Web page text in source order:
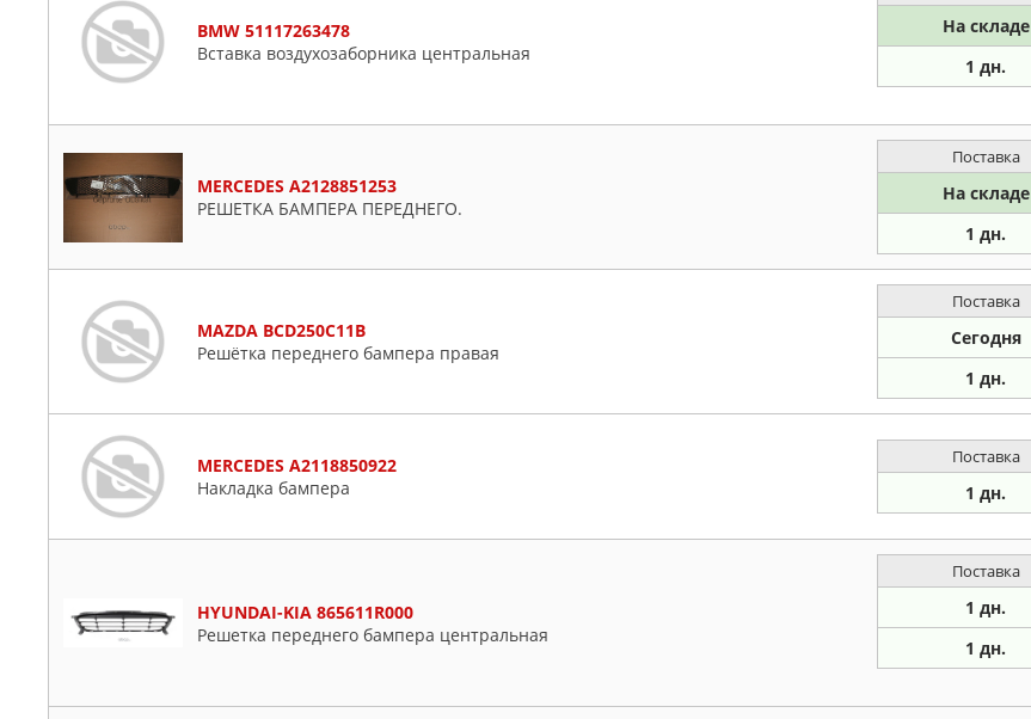
NSP
OPEL
PHIRA
POLCAR
PRASCO
RENAULT
SUZUKI
TOYOTA
BMW 51117263478
Вставка воздухозаборника центральная
На складе
1 дн.
MERCEDES A2128851253
РЕШЕТКА БАМПЕРА ПЕРЕДНЕГО.
Поставка
На складе
1 дн.
MAZDA BCD250C11B
Решётка переднего бампера правая
Поставка
Сегодня
1 дн.
MERCEDES A2118850922
Накладка бампера
Поставка
1 дн.
HYUNDAI-KIA 865611R000
Решетка переднего бампера центральная
Поставка
1 дн.
1 дн.